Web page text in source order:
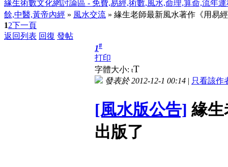
緣生術數文化網討論區 - 免費,易經,術數,風水,命理,算命,流年
餘,中醫,黃帝內經 » 風水交流 » 緣生老師最新風水著作《用易
12下一頁
返回列表 回復 發帖
1#
打印
字體大小: tT
發表於 2012-12-1 00:14 | 只看該作
[風水版公告] 緣生
出版了